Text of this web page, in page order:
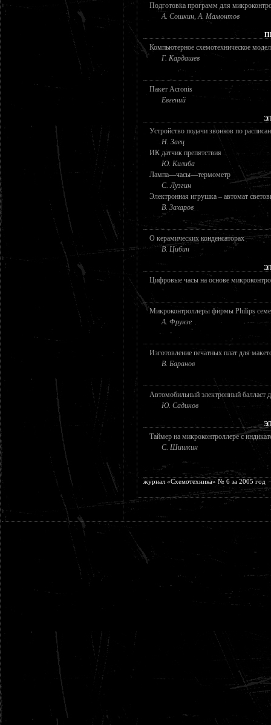
Подготовка программ для
А. Сошкин, А. Мамонтов
Компьютерное схемотехническое
Г. Кардашев
Пакет Acronis
Евгений
Устройство подачи звонков по
Н. Заец
ИК датчик препятствия
Ю. Килиба
Лампа—часы—термометр
С. Лузгин
Электронная игрушка – автомат
В. Захаров
О керамических конденсаторах
В. Цибин
Цифровые часы на основе
Микроконтроллеры фирмы Philips
А. Фрунзе
Изготовление печатных плат для
В. Баранов
Автомобильный электронный балласт
Ю. Садиков
Таймер на микроконтроллере с
С. Шишкин
журнал «Схемотехника» № 6 за 2005 год